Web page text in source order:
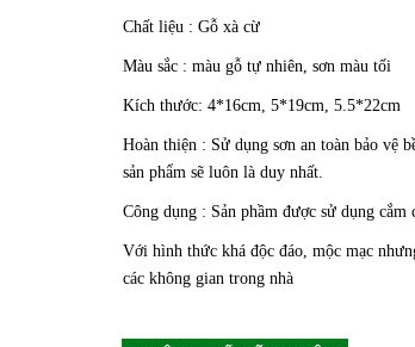
Chất liệu : Gỗ xà cừ
Màu sắc : màu gỗ tự nhiên, sơn màu tối
Kích thước: 4*16cm, 5*19cm, 5.5*22cm
Hoàn thiện : Sử dụng sơn an toàn bảo vệ
sản phẩm sẽ luôn là duy nhất.
Công dụng : Sản phầm được sử dụng cắm
Với hình thức khá độc đáo, mộc mạc
các không gian trong nhà